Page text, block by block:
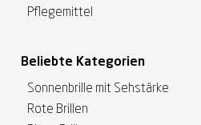
Pflegemittel
Beliebte Kategorien
Sonnenbrille mit Sehstärke
Rote Brillen